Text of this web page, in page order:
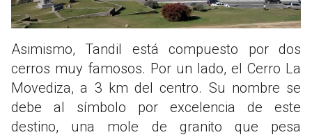
Asimismo, Tandil está compuesto por dos
cerros muy famosos. Por un lado, el Cerro La
Movediza, a 3 km del centro. Su nombre se
debe al símbolo por excelencia de este
destino, una mole de granito que pesa